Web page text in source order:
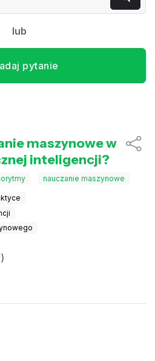
lub
pytanie
maszynowe w
inteligencji?
nauczanie maszynowe